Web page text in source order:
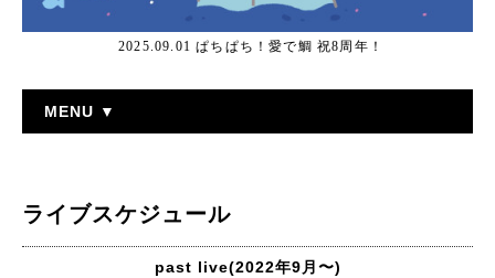
2025.09.01 ぱちぱち！愛で鯛 祝8周年！
MENU ▼
ライブスケジュール
past live(2022年9月〜)